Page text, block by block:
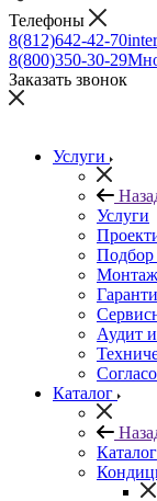
Телефоны
8(812)642-42-70
8(800)350-30-29
Заказать звонок
Услуги
Услуги
Подбор
Монтаж
Аудит
Каталог
Каталог